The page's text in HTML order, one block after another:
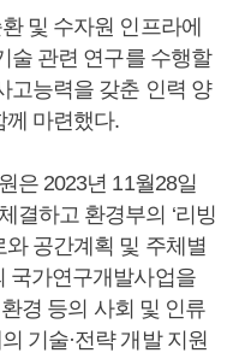
및 수자원 인프라에
술 관련 연구를 수행할
고능력을 갖춘 인력 양
께 마련했다.
은 2023년 11월28일
결하고 환경부의 ‘리빙
공간계획 및 주체별
국가연구개발사업을
경 등의 사회 및 인류
기술·전략 개발 지원